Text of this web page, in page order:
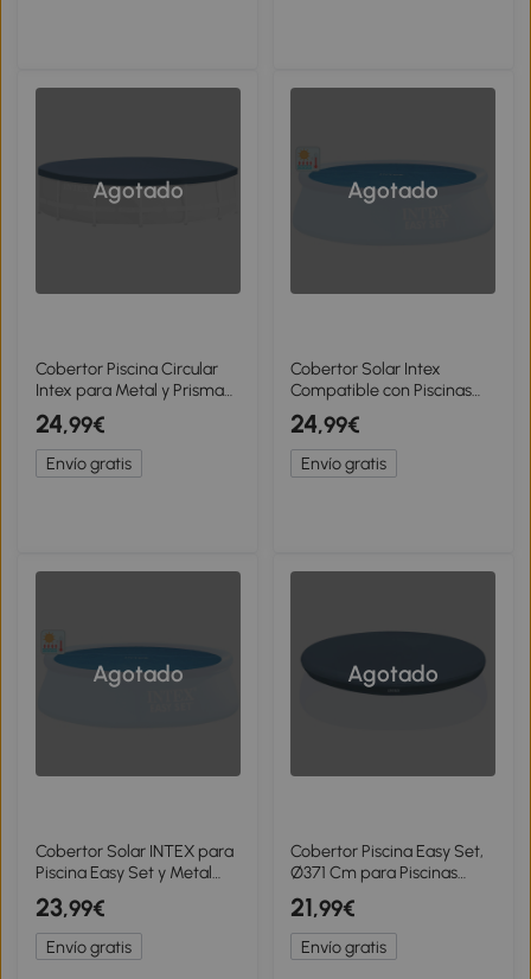
Agotado
Cobertor Piscina Circular
Intex para Metal y Prisma
Frame, 457x457x25 Cm,
Azul Marino
24,99€
Envío gratis
Agotado
Cobertor Solar Intex
Compatible con Piscinas
Easy Set/Metal Frame,
Ø290 Cm, Azul
24,99€
Envío gratis
Agotado
Cobertor Solar INTEX para
Piscina Easy Set y Metal
Frame, 290 Cm, Azul
23,99€
Envío gratis
Agotado
Cobertor Piscina Easy Set,
Ø371 Cm para Piscinas
Ø396 Cm, Azul Marino
21,99€
Envío gratis